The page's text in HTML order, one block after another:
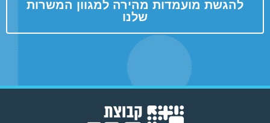
להגשת מועמדות מהירה למגוון המשרות
שלנו